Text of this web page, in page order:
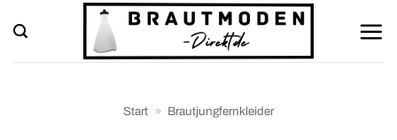
Inhalt
springen
Start » Brautjungfernkleider